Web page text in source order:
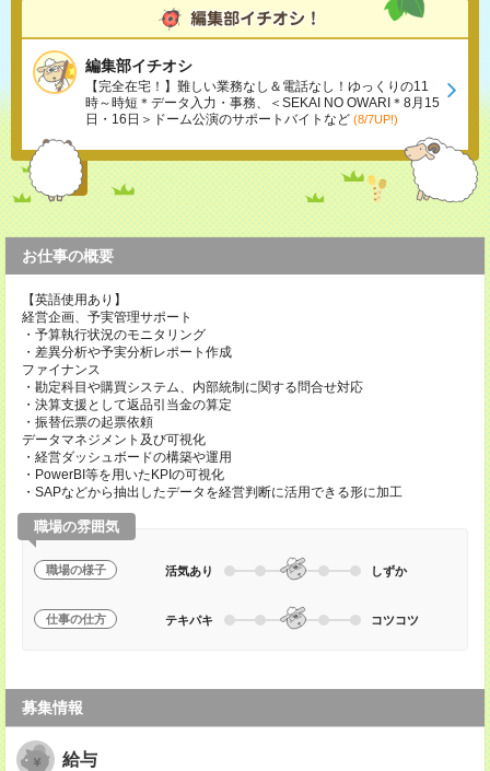
編集部イチオシ
【完全在宅！】難しい業務なし＆電話なし！ゆっくりの11
時～時短＊データ入力・事務、＜SEKAI NO OWARI＊8月15
日・16日＞ドーム公演のサポートバイトなど (8/7UP!)
お仕事の概要
【英語使用あり】
経営企画、予実管理サポート
・予算執行状況のモニタリング
・差異分析や予実分析レポート作成
ファイナンス
・勘定科目や購買システム、内部統制に関する問合せ対応
・決算支援として返品引当金の算定
・振替伝票の起票依頼
データマネジメント及び可視化
・経営ダッシュボードの構築や運用
・PowerBI等を用いたKPIの可視化
・SAPなどから抽出したデータを経営判断に活用できる形に加工
職場の雰囲気
職場の様子 活気あり しずか
仕事の仕方 テキパキ コツコツ
募集情報
給与